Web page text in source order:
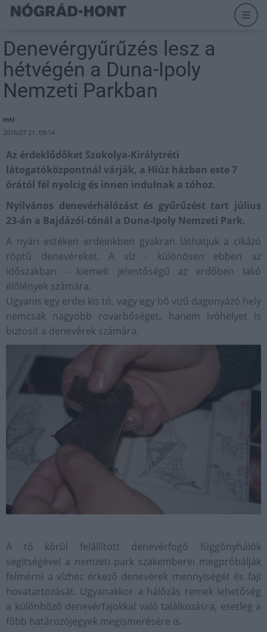
Denevérgyűrűzés lesz a
hétvégén a Duna-Ipoly
Nemzeti Parkban
mti
2016.07.21. 09:14
Az érdeklődőket Szokolya-Királytréti
látogatóközpontnál várják, a Hiúz házban este 7
órától fél nyolcig és innen indulnak a tóhoz.
Nyilvános denevérhálózást és gyűrűzést tart július
23-án a Bajdázói-tónál a Duna-Ipoly Nemzeti Park.
A nyári estéken erdeinkben gyakran láthatjuk a cikázó
röptű denevéreket. A víz - különösen ebben az
időszakban - kiemelt jelentőségű az erdőben lakó
élőlények számára.
Ugyanis egy erdei kis tó, vagy egy bő vizű dagonyázó hely
nemcsak nagyobb rovarbőséget, hanem ivóhelyet is
biztosít a denevérek számára.
A tó körül felállított denevérfogó függönyhálók
segítségével a nemzeti park szakemberei megpróbálják
felmérni a vízhez érkező denevérek mennyiségét és faji
hovatartozását. Ugyanakkor a hálózás remek lehetőség
a különböző denevérfajokkal való találkozásra, esetleg a
főbb határozójegyek megismerésére is.